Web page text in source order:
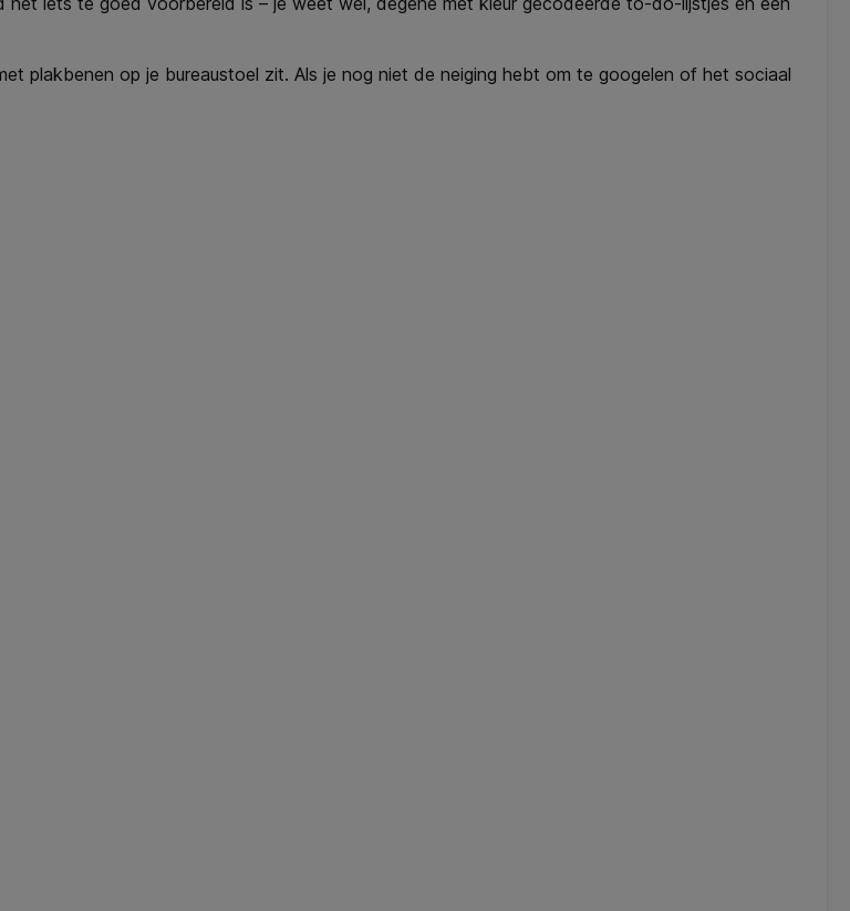
plakbenen op je bureaustoel zit. Als je nog niet de neiging hebt om te googelen of het sociaal